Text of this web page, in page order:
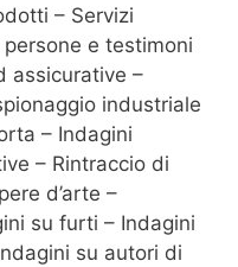
– Servizi
e testimoni
assicurative –
industriale
– Indagini
– Rintraccio di
d’arte –
su furti – Indagini
su autori di